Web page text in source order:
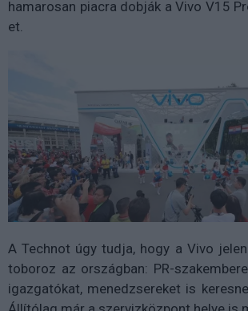
hamarosan piacra dobják a Vivo V15
et.
A Technot úgy tudja, hogy a Vivo
toboroz az országban: PR-
igazgatókat, menedzsereket is